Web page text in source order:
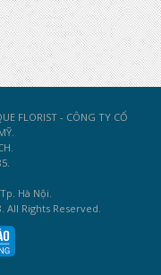
FLORIST - CÔNG TY CỔ
Hà Nội.
All Rights Reserved.